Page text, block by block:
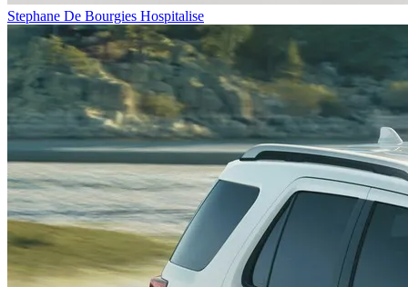
Stephane De Bourgies Hospitalise